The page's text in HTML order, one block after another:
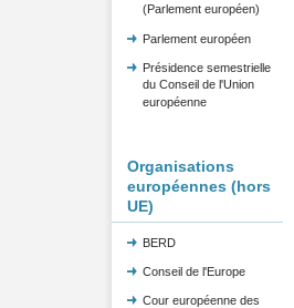
(Parlement européen)
Parlement européen
Présidence semestrielle
du Conseil de l'Union
européenne
Organisations
européennes (hors
UE)
BERD
Conseil de l'Europe
Cour européenne des